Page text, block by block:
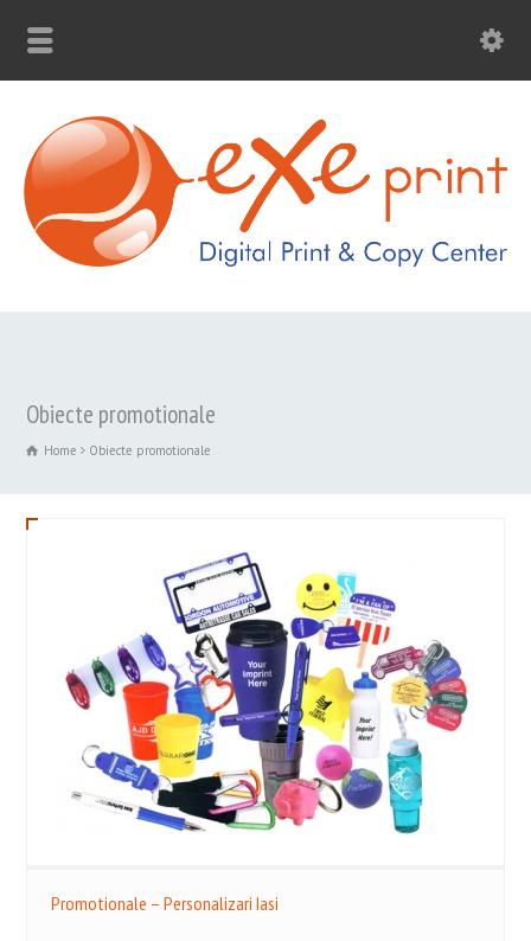
Obiecte promotionale
Home Obiecte promotionale
Promotionale – Personalizari Iasi